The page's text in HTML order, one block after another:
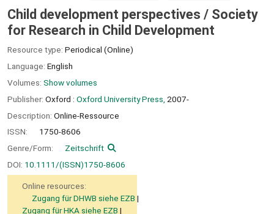
Child development perspectives / Society
for Research in Child Development
Resource type: Periodical (Online)
Language: English
Volumes: Show volumes
Publisher: Oxford : Oxford University Press, 2007-
Description: Online-Ressource
ISSN:
1750-8606
Genre/Form:
Zeitschrift
DOI: 10.1111/(ISSN)1750-8606
Online resources:
Zugang für DHWB siehe EZB
Zugang für HKA siehe EZB